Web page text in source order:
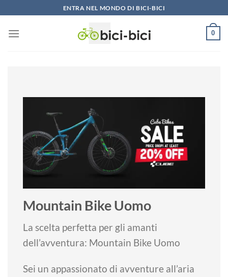
al
contenuto
ENTRA NEL MONDO DI BICI-BICI
0
Mountain Bike Uomo
La scelta perfetta per gli amanti
dell’avventura: Mountain Bike Uomo
Sei un appassionato di avventure all’aria